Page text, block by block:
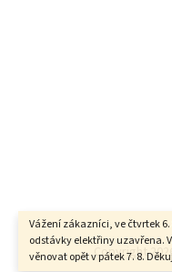
Vážení zákazníci, ve čtvrtek
odstávky elektřiny uzavřena.
věnovat opět v pátek 7. 8.
Copyright